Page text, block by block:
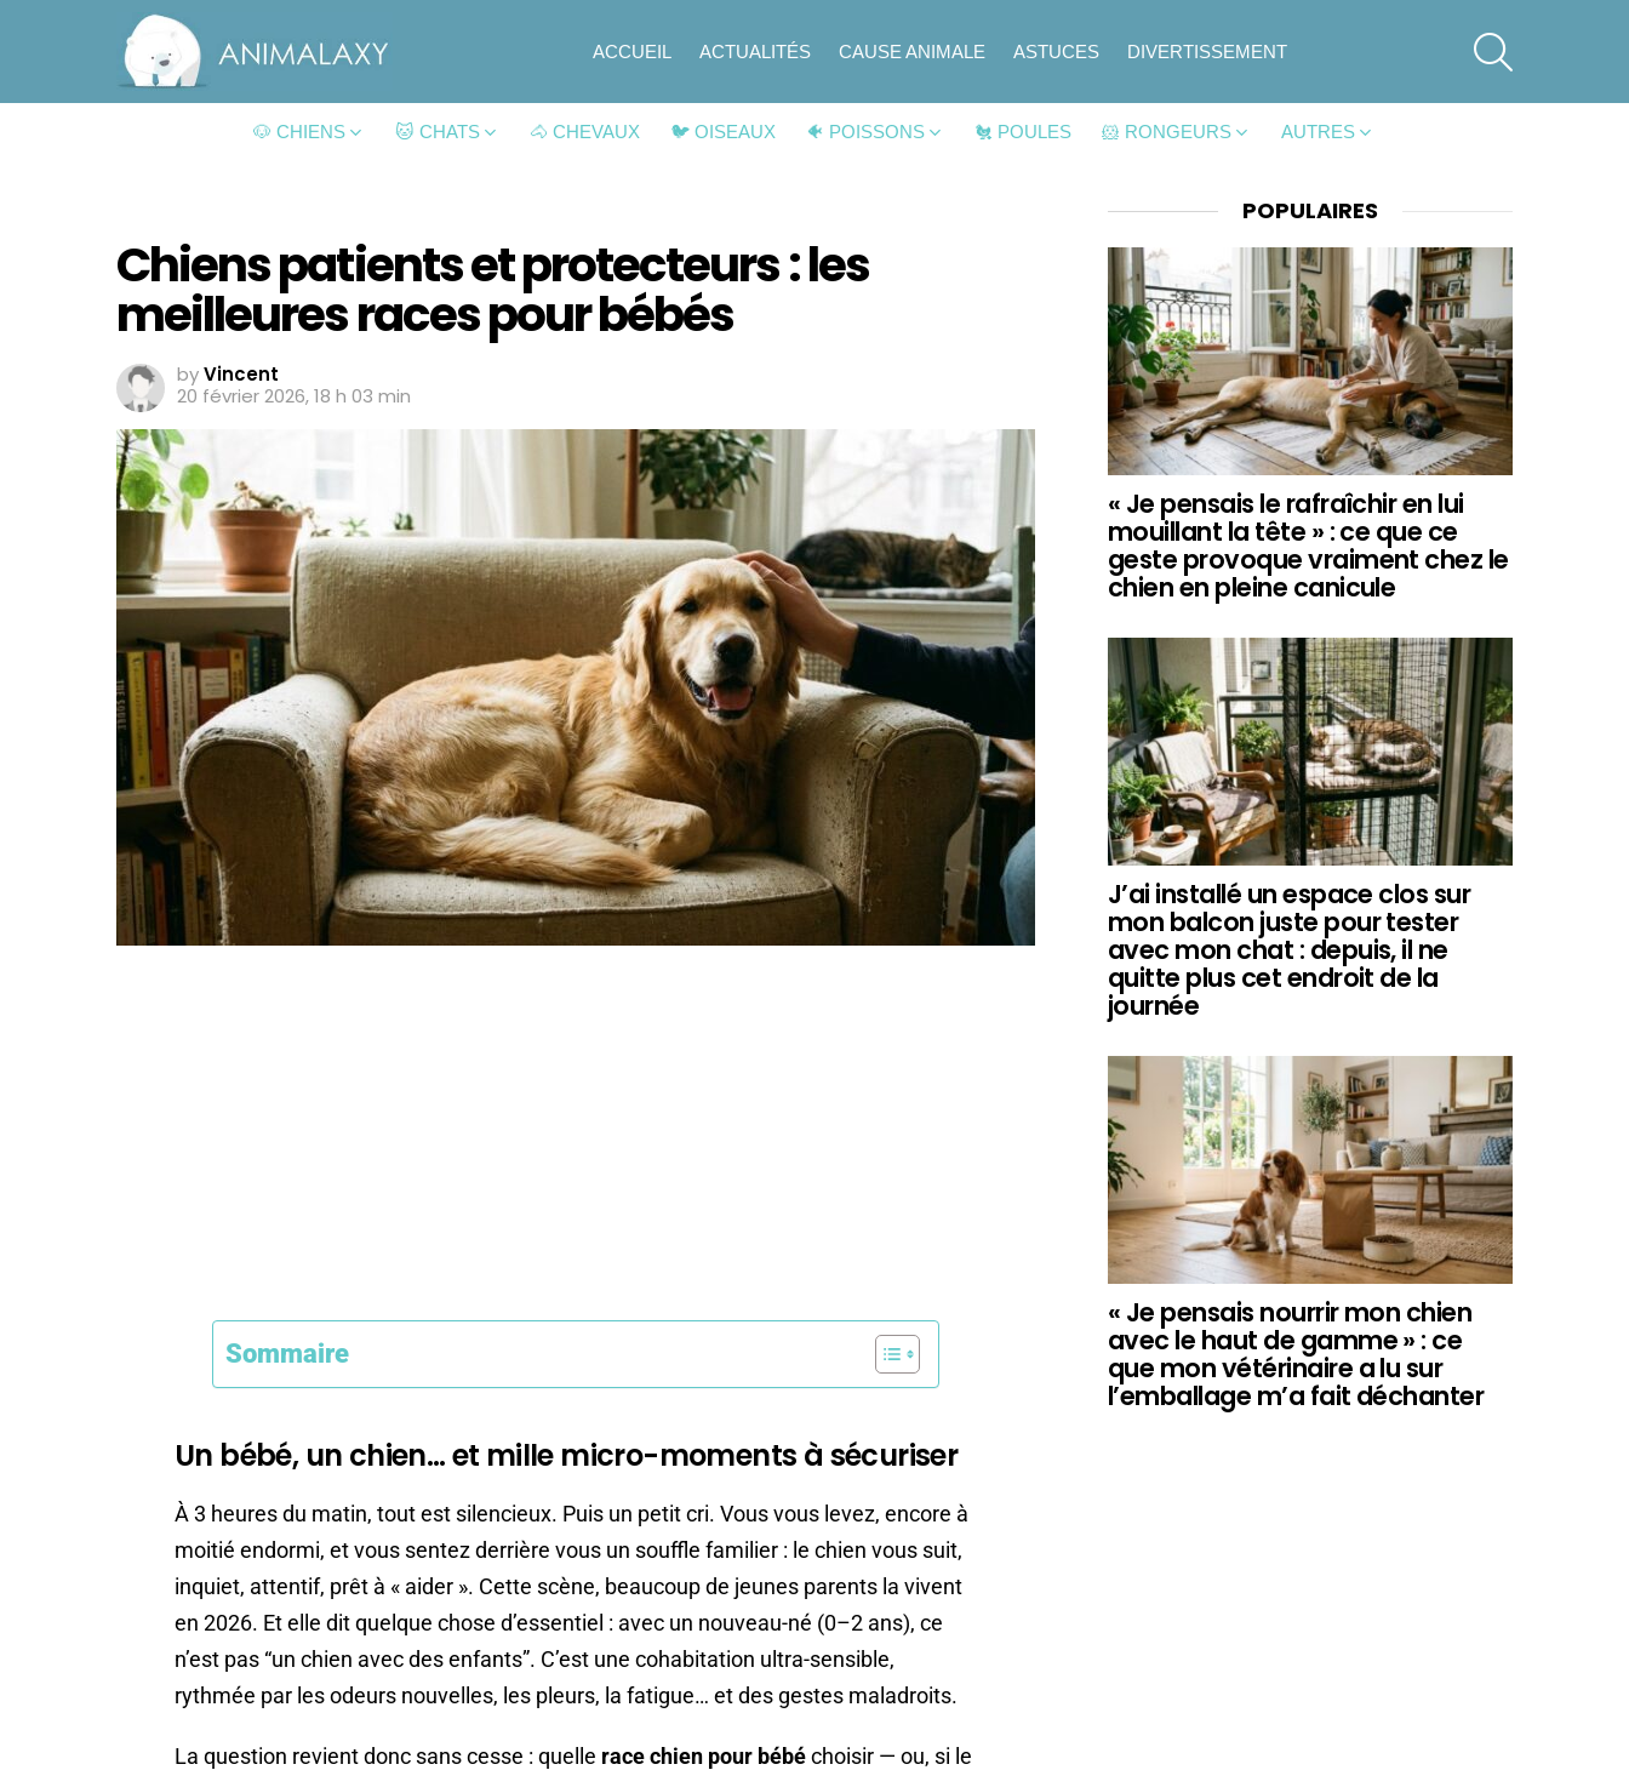
ACCUEIL ACTUALITÉS CAUSE ANIMALE ASTUCES DIVERTISSEMENT
🐶 CHIENS 🐱 CHATS 🐴 CHEVAUX 🐦 OISEAUX 🐠 POISSONS 🐔 POULES 🐹 RONGEURS AUTRES
Chiens patients et protecteurs : les
meilleures races pour bébés
byVincent
20 février 2026, 18 h 03 min
Sommaire
Un bébé, un chien… et mille micro-moments à sécuriser
À 3 heures du matin, tout est silencieux. Puis un petit cri. Vous vous levez, encore à
moitié endormi, et vous sentez derrière vous un souffle familier : le chien vous suit,
inquiet, attentif, prêt à « aider ». Cette scène, beaucoup de jeunes parents la vivent
en 2026. Et elle dit quelque chose d’essentiel : avec un nouveau-né (0–2 ans), ce
n’est pas “un chien avec des enfants”. C’est une cohabitation ultra-sensible,
rythmée par les odeurs nouvelles, les pleurs, la fatigue… et des gestes maladroits.
La question revient donc sans cesse : quelle race chien pour bébéchoisir — ou, si le
POPULAIRES
« Je pensais le rafraîchir en lui
mouillant la tête » : ce que ce
geste provoque vraiment chez le
chien en pleine canicule
J’ai installé un espace clos sur
mon balcon juste pour tester
avec mon chat : depuis, il ne
quitte plus cet endroit de la
journée
« Je pensais nourrir mon chien
avec le haut de gamme » : ce
que mon vétérinaire a lu sur
l’emballage m’a fait déchanter